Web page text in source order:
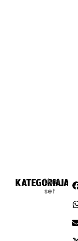
KATEGORIA:
Uuti
set
JAA: